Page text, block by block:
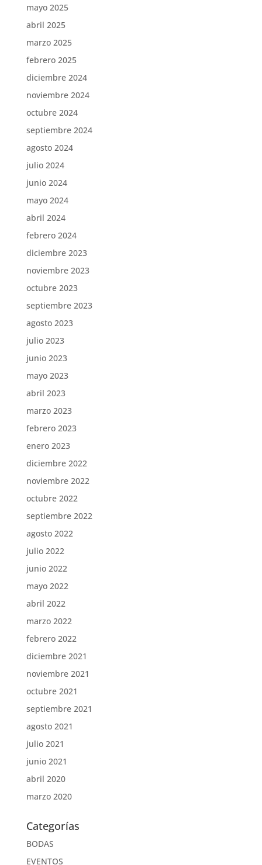
mayo 2025
abril 2025
marzo 2025
febrero 2025
diciembre 2024
noviembre 2024
octubre 2024
septiembre 2024
agosto 2024
julio 2024
junio 2024
mayo 2024
abril 2024
febrero 2024
diciembre 2023
noviembre 2023
octubre 2023
septiembre 2023
agosto 2023
julio 2023
junio 2023
mayo 2023
abril 2023
marzo 2023
febrero 2023
enero 2023
diciembre 2022
noviembre 2022
octubre 2022
septiembre 2022
agosto 2022
julio 2022
junio 2022
mayo 2022
abril 2022
marzo 2022
febrero 2022
diciembre 2021
noviembre 2021
octubre 2021
septiembre 2021
agosto 2021
julio 2021
junio 2021
abril 2020
marzo 2020
Categorías
BODAS
EVENTOS